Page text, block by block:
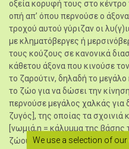
οξεία κορυφή τους στο
οπή απ’ όπου περνούσε ο
τροχού αυτού γύριζαν οι
με κληματόβεργες ή
τους κούζους σε κανονικά
κάθετου άξονα που κινούσε
το ζαρούτιν, δηλαδή το
το ζώο για να δώσει την
περνούσε μεγάλος χαλκάς για
ζυγός], της οποίας τα
[νωμιά,η = κάλυμμα της βάσης
ζώου]. Το χαλινάρι με τη
We use a selection of